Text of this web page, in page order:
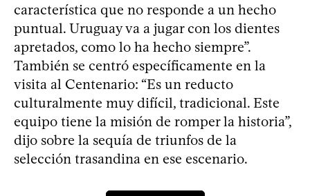
característica que no responde a un hecho
puntual. Uruguay va a jugar con los dientes
apretados, como lo ha hecho siempre”.
También se centró específicamente en la
visita al Centenario: “Es un reducto
culturalmente muy difícil, tradicional. Este
equipo tiene la misión de romper la historia”,
dijo sobre la sequía de triunfos de la
selección trasandina en ese escenario.